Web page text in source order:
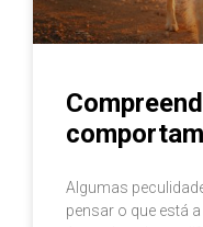
Algumas
pensar o que está